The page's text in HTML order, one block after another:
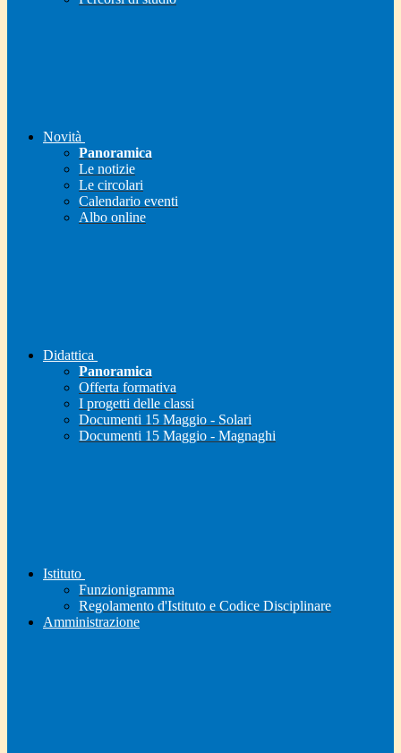
Novità
Panoramica
Le notizie
Le circolari
Calendario eventi
Albo online
Didattica
Panoramica
Offerta formativa
I progetti delle classi
Documenti 15 Maggio - Solari
Documenti 15 Maggio - Magnaghi
Istituto
Funzionigramma
Regolamento d'Istituto e Codice Disciplinare
Amministrazione